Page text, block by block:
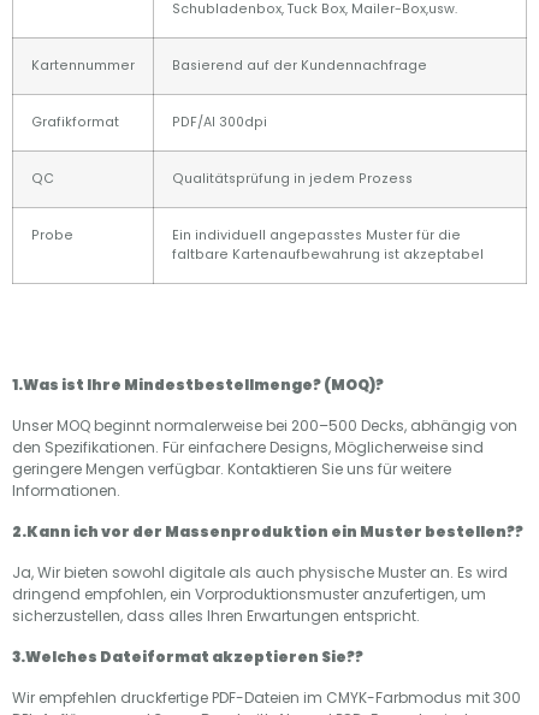
Schubladenbox, Tuck Box, Mailer-Box,usw.
Kartennummer Basierend auf der Kundennachfrage
Grafikformat PDF/AI 300dpi
QC Qualitätsprüfung in jedem Prozess
Probe
Ein individuell angepasstes Muster für die
faltbare Kartenaufbewahrung ist akzeptabel
1.Was ist Ihre Mindestbestellmenge? (MOQ)?
Unser MOQ beginnt normalerweise bei 200–500 Decks, abhängig von
den Spezifikationen. Für einfachere Designs, Möglicherweise sind
geringere Mengen verfügbar. Kontaktieren Sie uns für weitere
Informationen.
2.Kann ich vor der Massenproduktion ein Muster bestellen??
Ja, Wir bieten sowohl digitale als auch physische Muster an. Es wird
dringend empfohlen, ein Vorproduktionsmuster anzufertigen, um
sicherzustellen, dass alles Ihren Erwartungen entspricht.
3.Welches Dateiformat akzeptieren Sie??
Wir empfehlen druckfertige PDF-Dateien im CMYK-Farbmodus mit 300